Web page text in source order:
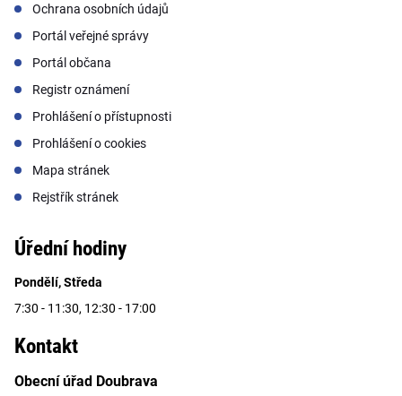
Ochrana osobních údajů
Portál veřejné správy
Portál občana
Registr oznámení
Prohlášení o přístupnosti
Prohlášení o cookies
Mapa stránek
Rejstřík stránek
Úřední hodiny
Pondělí, Středa
7:30 - 11:30, 12:30 - 17:00
Kontakt
Obecní úřad Doubrava